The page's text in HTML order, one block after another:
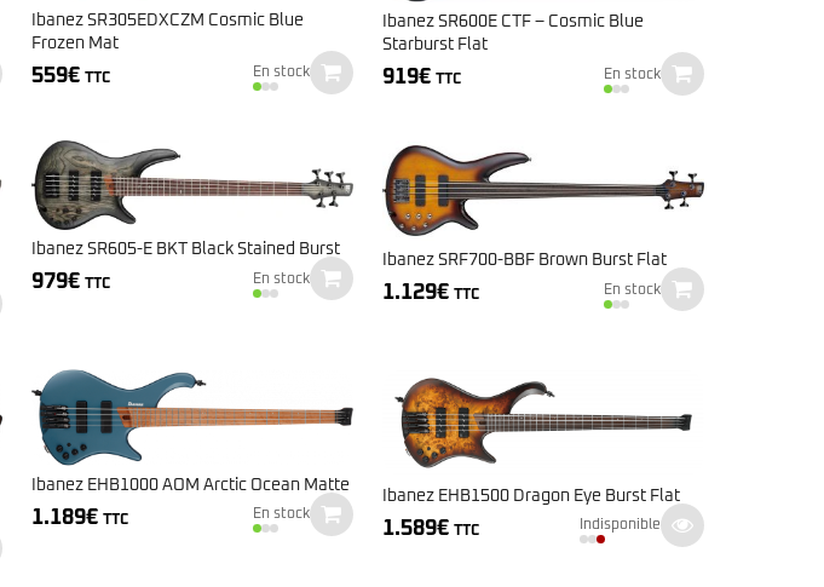
Ibanez SR305EDXCZM Cosmic Blue
Frozen Mat
559€ TTC En stock
Ibanez SR600E CTF – Cosmic Blue
Starburst Flat
919€ TTC En stock
Ibanez SR605-E BKT Black Stained Burst
979€ TTC En stock
Ibanez SRF700-BBF Brown Burst Flat
1.129€ TTC En stock
Ibanez EHB1000 AOM Arctic Ocean Matte
1.189€ TTC En stock
Ibanez EHB1500 Dragon Eye Burst Flat
1.589€ TTC Indisponible